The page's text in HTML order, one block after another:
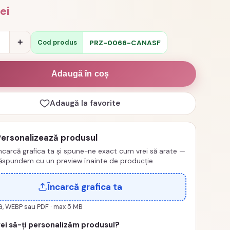
+ Cod produs PRZ-0066-CANASF
Adaugă în coș
Adaugă la favorite
produsul
grafica ta și spune-ne exact cum vrei să arate —
cu un preview înainte de producție.
Încarcă grafica ta
WEBP sau PDF · max 5 MB
să-ți personalizăm produsul?